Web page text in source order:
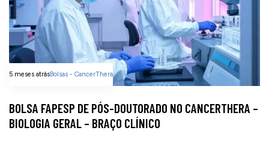
5 meses atrásBolsas - CancerThera
BOLSA FAPESP DE PÓS-DOUTORADO NO CANCERTHERA –
BIOLOGIA GERAL – BRAÇO CLÍNICO